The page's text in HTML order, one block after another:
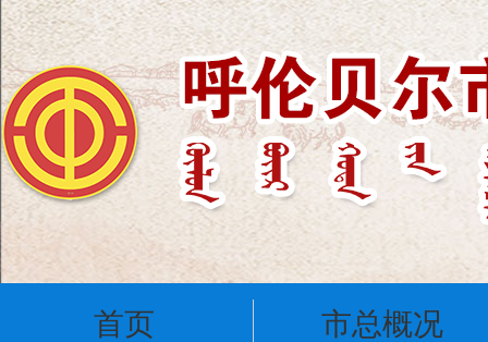
首页 市总概况